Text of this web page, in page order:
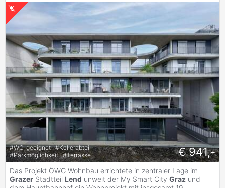
#WG-geeignet #Kellerabteil
#Parkmöglichkeit #Terrasse € 941,-
Das Projekt ÖWG Wohnbau errichtete in zentraler Lage im
Grazer Stadtteil Lend unweit der My Smart City Graz und